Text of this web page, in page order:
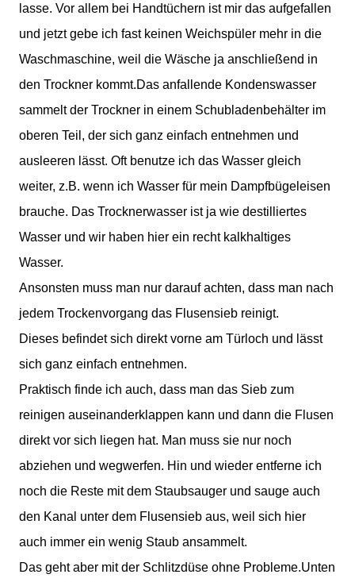
lasse. Vor allem bei Handtüchern ist mir das aufgefallen
und jetzt gebe ich fast keinen Weichspüler mehr in die
Waschmaschine, weil die Wäsche ja anschließend in
den Trockner kommt.Das anfallende Kondenswasser
sammelt der Trockner in einem Schubladenbehälter im
oberen Teil, der sich ganz einfach entnehmen und
ausleeren lässt. Oft benutze ich das Wasser gleich
weiter, z.B. wenn ich Wasser für mein Dampfbügeleisen
brauche. Das Trocknerwasser ist ja wie destilliertes
Wasser und wir haben hier ein recht kalkhaltiges
Wasser.
Ansonsten muss man nur darauf achten, dass man nach
jedem Trockenvorgang das Flusensieb reinigt.
Dieses befindet sich direkt vorne am Türloch und lässt
sich ganz einfach entnehmen.
Praktisch finde ich auch, dass man das Sieb zum
reinigen auseinanderklappen kann und dann die Flusen
direkt vor sich liegen hat. Man muss sie nur noch
abziehen und wegwerfen. Hin und wieder entferne ich
noch die Reste mit dem Staubsauger und sauge auch
den Kanal unter dem Flusensieb aus, weil sich hier
auch immer ein wenig Staub ansammelt.
Das geht aber mit der Schlitzdüse ohne Probleme.Unten